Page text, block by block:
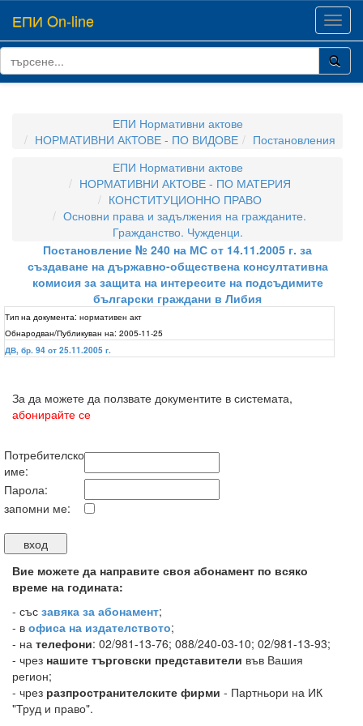
ЕПИ On-line
ЕПИ Нормативни актове
НОРМАТИВНИ АКТОВЕ - ПО ВИДОВЕ
Постановления
ЕПИ Нормативни актове
НОРМАТИВНИ АКТОВЕ - ПО МАТЕРИЯ
КОНСТИТУЦИОННО ПРАВО
Основни права и задължения на гражданите.
Гражданство. Чужденци.
Постановление № 240 на МС от 14.11.2005 г. за
създаване на държавно-обществена консултативна
комисия за защита на интересите на подсъдимите
български граждани в Либия
Тип на документа: нормативен акт
Обнародван/Публикуван на: 2005-11-25
ДВ, бр. 94 от 25.11.2005 г.
За да можете да ползвате документите в системата,
абонирайте се
Потребителско
име:
Парола:
запомни ме:
Вие можете да направите своя абонамент по всяко
време на годината:
- със завяка за абонамент;
- в офиса на издателството;
- на телефони: 02/981-13-76; 088/240-03-10; 02/981-13-93;
- чрез нашите търговски представители във Вашия
регион;
- чрез разпространителските фирми - Партньори на ИК
"Труд и право".